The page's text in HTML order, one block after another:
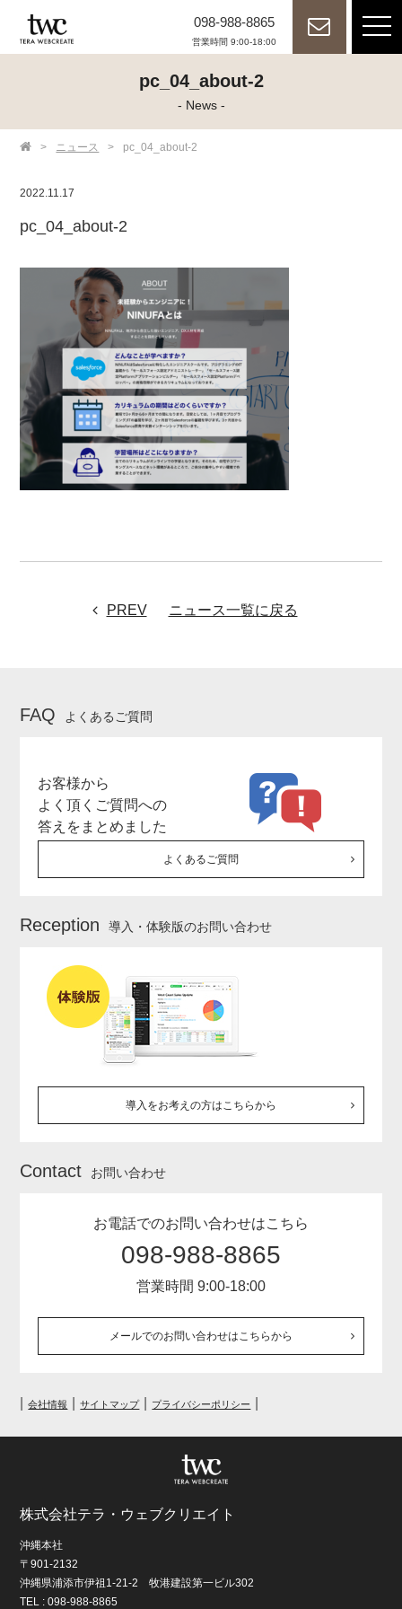
098-988-8865
営業時間 9:00-18:00
pc_04_about-2
- News -
> ニュース > pc_04_about-2
2022.11.17
pc_04_about-2
PREV ニュース一覧に戻る
FAQ よくあるご質問
お客様から
よく頂くご質問への
答えをまとめました
よくあるご質問
Reception 導入・体験版のお問い合わせ
導入をお考えの方はこちらから
Contact お問い合わせ
お電話でのお問い合わせはこちら
098-988-8865
営業時間 9:00-18:00
メールでのお問い合わせはこちらから
会社情報 サイトマップ プライバシーポリシー
株式会社テラ・ウェブクリエイト
沖縄本社
〒901-2132
沖縄県浦添市伊祖1-21-2 牧港建設第一ビル302
TEL : 098-988-8865